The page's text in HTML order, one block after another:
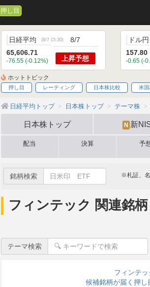
押し目
日経平均 (8/7 15:30)
65,606.71
-76.55 (-0.12%)
8/7
上昇予想
ドル円
157.80
-0.65 (-
ホットトピック
押し目 レーティング 日本株比較 米
日経平均トップ 日本株トップ テーマ株
日本株トップ N 新
配当 決算 予
銘柄検索 ※札証、
フィンテック 関連銘柄
テーマ検索
フィンテ
候補銘柄が届く押